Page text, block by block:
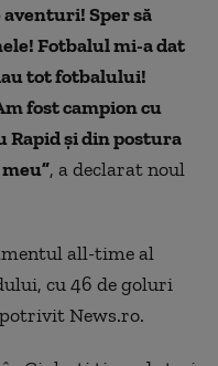
Sper să
Fotbalul mi-a dat
tot fotbalului!
fost campion cu
Rapid şi din postura
, a declarat noul
all-time al
cu 46 de goluri
News.ro.